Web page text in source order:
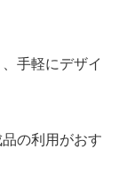
手軽にデザイ
の利用がおす